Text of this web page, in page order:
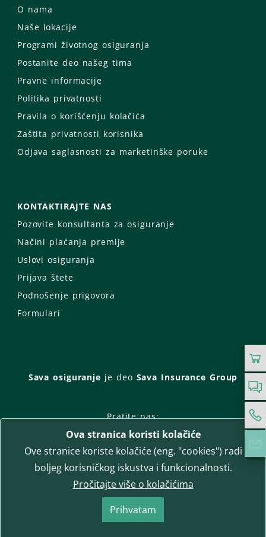
O nama
Naše lokacije
Programi životnog osiguranja
Postanite deo našeg tima
Pravne informacije
Politika privatnosti
Pravila o korišćenju kolačića
Zaštita privatnosti korisnika
Odjava saglasnosti za marketinške poruke
KONTAKTIRAJTE NAS
Pozovite konsultanta za osiguranje
Načini plaćanja premije
Uslovi osiguranja
Prijava štete
Podnošenje prigovora
Formulari
Sava osiguranje je deo Sava Insurance Group
Pratite nas:
Facebook
Instagram
LinkedIn
Twitter
YouTube
WhatsApp
T-media d.o.o. | napredne komunikacije
Ova stranica koristi kolačiće
Ove stranice koriste kolačiće (eng. "cookies") radi
boljeg korisničkog iskustva i funkcionalnosti.
Pročitajte više o kolačićima
Prihvatam